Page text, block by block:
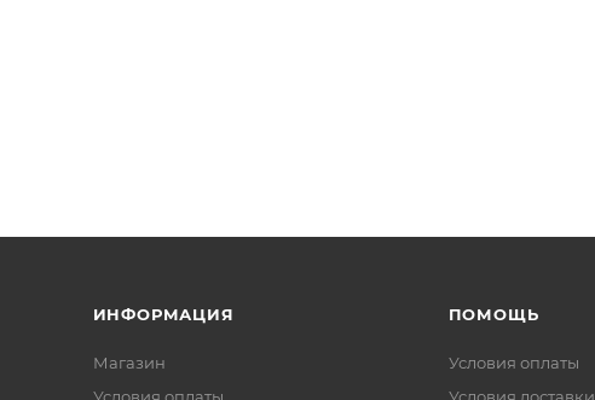
ИНФОРМАЦИЯ
Магазин
ПОМОЩЬ
Условия оплаты